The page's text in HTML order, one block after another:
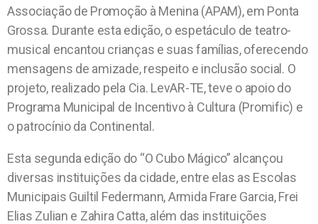
Associação de Promoção à Menina (APAM), em Ponta
Grossa. Durante esta edição, o espetáculo de teatro-
musical encantou crianças e suas famílias, oferecendo
mensagens de amizade, respeito e inclusão social. O
projeto, realizado pela Cia. LevAR-TE, teve o apoio do
Programa Municipal de Incentivo à Cultura (Promific) e
o patrocínio da Continental.
Esta segunda edição do “O Cubo Mágico” alcançou
diversas instituições da cidade, entre elas as Escolas
Municipais Guiltil Federmann, Armida Frare Garcia, Frei
Elias Zulian e Zahira Catta, além das instituições